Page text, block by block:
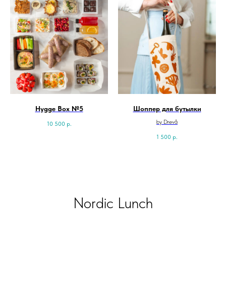
Hygge Box №5
10 500 р.
Шоппер для бутылки
by Drevå
1 500 р.
Nordic Lunch